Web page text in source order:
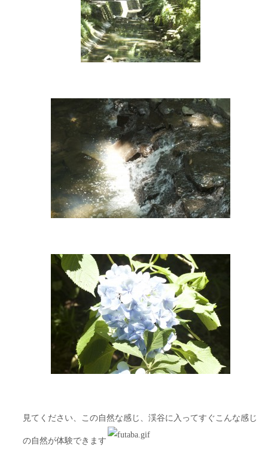
見てください、この自然な感じ、渓谷に入ってすぐこんな感じ
の自然が体験できます